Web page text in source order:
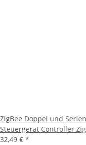
ZigBee Doppel und
Steuergerät Controller
32,49 € *